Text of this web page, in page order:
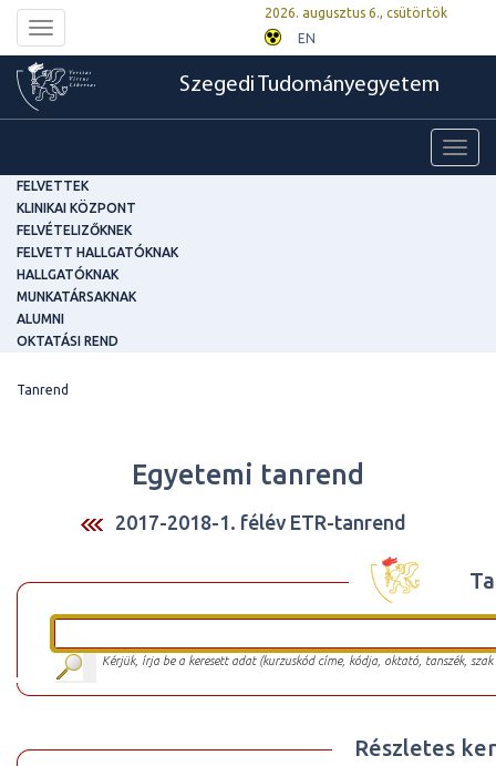
Toggle
navigation
2026. augusztus 6., csütörtök
EN
Szegedi Tudományegyetem
FELVETTEK
KLINIKAI KÖZPONT
FELVÉTELIZŐKNEK
FELVETT HALLGATÓKNAK
HALLGATÓKNAK
MUNKATÁRSAKNAK
ALUMNI
OKTATÁSI REND
Tanrend
Egyetemi tanrend
2017-2018-1. félév ETR-tanrend
Kérjük, írja be a keresett adat (kurzuskód címe, kódja, oktató, tanszék,
Részletes